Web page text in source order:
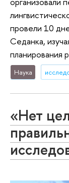
провели 10
Седанка,
планирования
Наука
«Нет